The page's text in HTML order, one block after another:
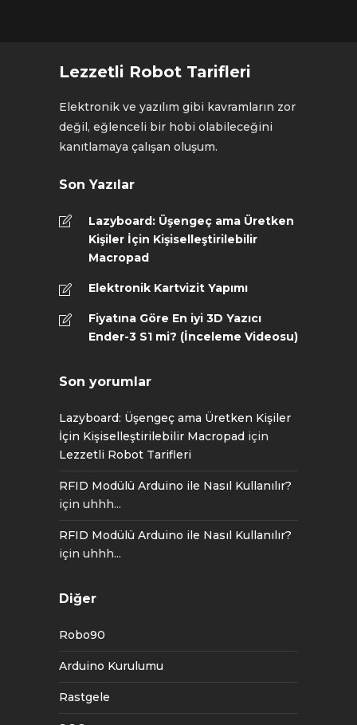
Lezzetli Robot Tarifleri
Elektronik ve yazılım gibi kavramların zor
değil, eğlenceli bir hobi olabileceğini
kanıtlamaya çalışan oluşum.
Son Yazılar
Lazyboard: Üşengeç ama Üretken
Kişiler İçin Kişiselleştirilebilir
Macropad
Elektronik Kartvizit Yapımı
Fiyatına Göre En iyi 3D Yazıcı
Ender-3 S1 mi? (İnceleme Videosu)
Son yorumlar
Lazyboard: Üşengeç ama Üretken Kişiler
İçin Kişiselleştirilebilir Macropad için
Lezzetli Robot Tarifleri
RFID Modülü Arduino ile Nasıl Kullanılır?
için uhhh...
RFID Modülü Arduino ile Nasıl Kullanılır?
için uhhh...
Diğer
Robo90
Arduino Kurulumu
Rastgele